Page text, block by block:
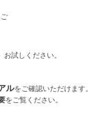
試しください。
ルをご確認いただけます。
をご覧ください。